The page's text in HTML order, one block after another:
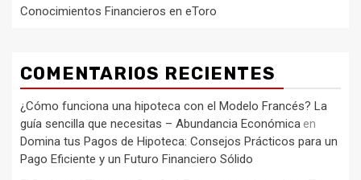
Conocimientos Financieros en eToro
COMENTARIOS RECIENTES
¿Cómo funciona una hipoteca con el Modelo Francés? La
guía sencilla que necesitas – Abundancia Económica en
Domina tus Pagos de Hipoteca: Consejos Prácticos para un
Pago Eficiente y un Futuro Financiero Sólido